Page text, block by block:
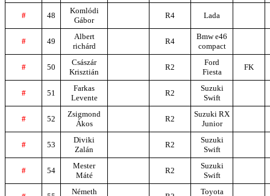
# 48
Komlódi
Gábor
R4 Lada
# 49
Albert
richárd
R4
Bmw e46
compact
# 50
Császár
Krisztián
R2
Ford
Fiesta
FK
# 51
Farkas
Levente
R2
Suzuki
Swift
# 52
Zsigmond
Ákos
R2
Suzuki RX
Junior
# 53
Diviki
Zalán
R2
Suzuki
Swift
# 54
Mester
Máté
R2
Suzuki
Swift
Németh
Toyota